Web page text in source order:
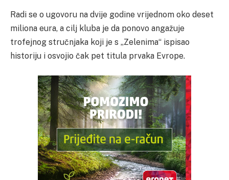
Radi se o ugovoru na dvije godine vrijednom oko deset
miliona eura, a cilj kluba je da ponovo angažuje
trofejnog stručnjaka koji je s „Zelenima“ ispisao
historiju i osvojio čak pet titula prvaka Evrope.